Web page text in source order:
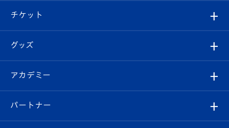
チケット
イベント
メディア
クラブ概要
エンブレム紹介
スタッフプロフィール
マスコット紹介
はじめての観戦ガイド
Revive Team
ヴィヴィくんの長崎おもてなしガイド
試合日程/結果
フォトギャラリー
スタジアムグルメ
チケット
チケット
V-LOVERS（ファンクラブ）
プレイヤーズスイート
グッズ
オンラインショップ
店舗情報
アカデミー
育成からのお知らせ
パートナー